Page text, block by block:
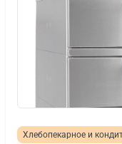
Хлебопекарное и